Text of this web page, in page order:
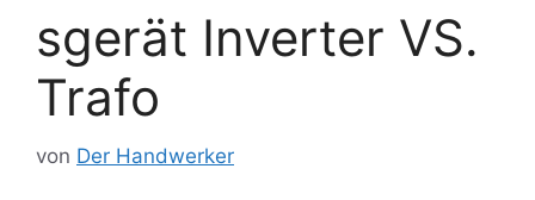
sgerät Inverter VS.
Trafo
von Der Handwerker